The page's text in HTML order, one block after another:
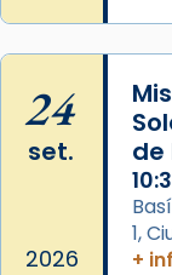
eterna”) són
frare Joan
que les
Mataró en
les
a la “Missa
24
set.
2026
de
1,
+